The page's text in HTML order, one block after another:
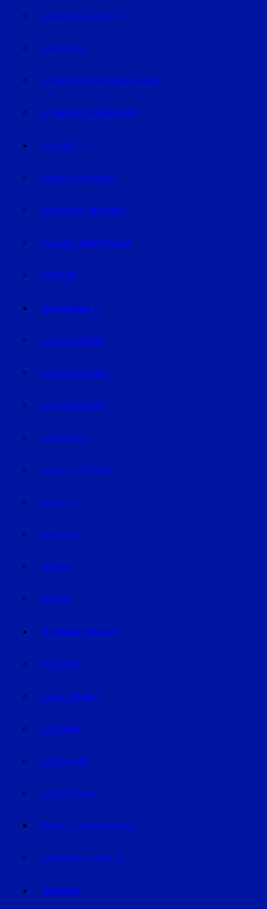
LANDKREIS LANDSHUT
DINGOLFING
LANDKREIS DINGOLFING-LANDAU
LANDKREIS DEGGENDORF
POLIZEI
POLIZEIMELDUNGEN
FAHNDUNG/VERMISSTE
AUS DEM GERICHTSSAAL
VERKEHR
RATGEBER
AUTO & VERKEHR
BAUEN & WOHNEN
GELD & FINANZEN
GESUNDHEIT
REISE & ERHOLUNG
LIFE-STYLE
KARRIERE
TECHNIK
WETTER
SONDERTHEMEN
PODCASTS
KIDS & TEENIES
SENIOREN
KATZ & HUND
VALENTINSTAG
MEINE LIEBESERKLÄRUNG
BUNDESTAGSWAHL 2017
VEREINE